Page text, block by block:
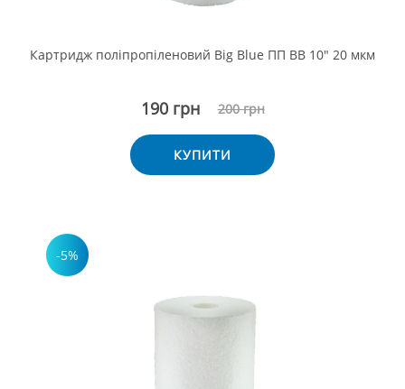
Картридж поліпропіленовий Big Blue ПП ВВ 10" 20 мкм
190 грн 200 грн
КУПИТИ
-5%